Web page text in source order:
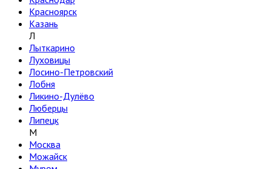
Красноярск
Казань
Л
Лыткарино
Луховицы
Лосино-Петровский
Лобня
Ликино-Дулёво
Люберцы
Липецк
М
Москва
Можайск